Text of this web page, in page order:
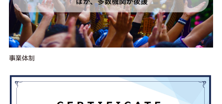
事業体制